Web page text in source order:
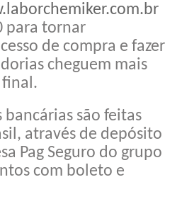
para tornar
de compra e fazer
cheguem mais
bancárias são feitas
através de depósito
Pag Seguro do grupo
com boleto e